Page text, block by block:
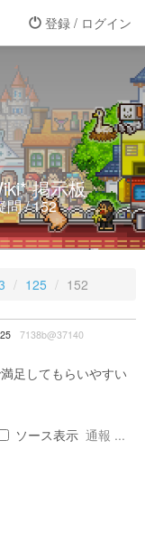
登録 / ログイン
掲示板
問 / 152
125 152
7138b@37140
足してもらいやすい
ソース表示 通報 ...